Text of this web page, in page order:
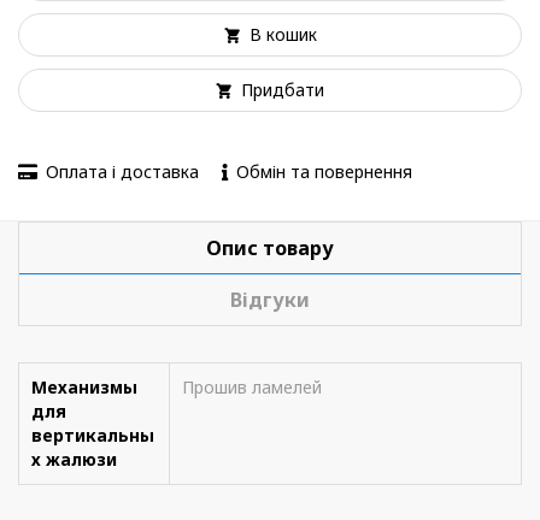
В кошик
Придбати
Оплата і доставка Обмін та повернення
Опис товару
Відгуки
Механизмы
для
вертикальны
х жалюзи
Прошив ламелей